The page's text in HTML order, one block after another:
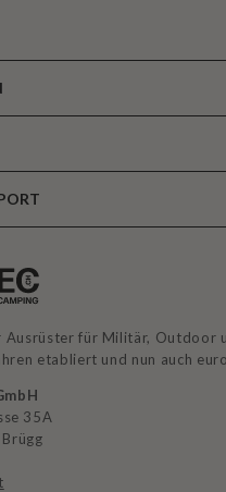
Ausrüster für Militär, Outdoor
etabliert und nun auch
35A